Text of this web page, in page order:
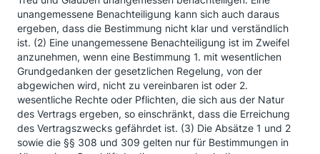
unangemessene Benachteiligung kann sich auch daraus
ergeben, dass die Bestimmung nicht klar und verständlich
ist. (2) Eine unangemessene Benachteiligung ist im Zweifel
anzunehmen, wenn eine Bestimmung 1. mit wesentlichen
Grundgedanken der gesetzlichen Regelung, von der
abgewichen wird, nicht zu vereinbaren ist oder 2.
wesentliche Rechte oder Pflichten, die sich aus der Natur
des Vertrags ergeben, so einschränkt, dass die Erreichung
des Vertragszwecks gefährdet ist. (3) Die Absätze 1 und 2
sowie die §§ 308 und 309 gelten nur für Bestimmungen in